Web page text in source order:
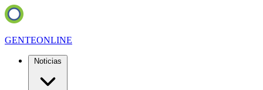
GENTEONLINE
Noticias